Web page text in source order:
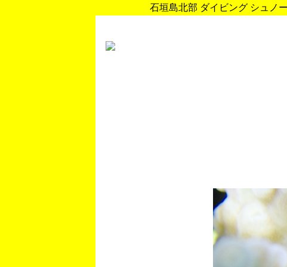
石垣島北部 ダイビング シュノ